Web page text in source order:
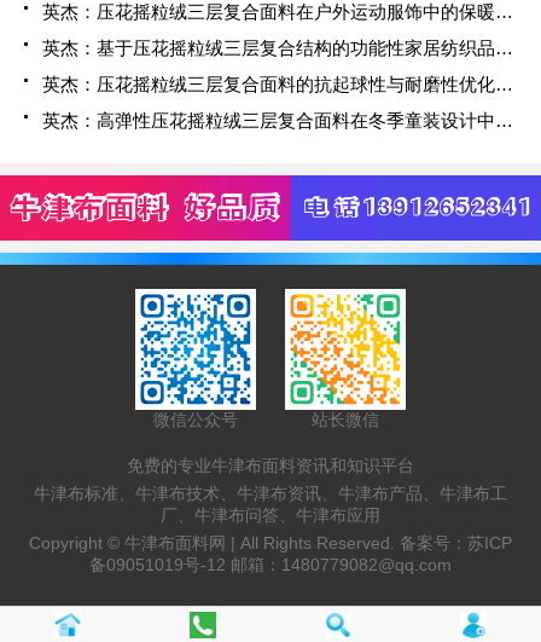
英杰：压花摇粒绒三层复合面料在户外运动服饰中的保暖与透气性能研究
英杰：基于压花摇粒绒三层复合结构的功能性家居纺织品开发与应用
英杰：压花摇粒绒三层复合面料的抗起球性与耐磨性优化技术分析
英杰：高弹性压花摇粒绒三层复合面料在冬季童装设计中的应用实践
微信公众号 站长微信
免费的专业牛津布面料资讯和知识平台
牛津布标准、牛津布技术、牛津布资讯、牛津布产品、牛津布工
厂、牛津布问答、牛津布应用
Copyright © 牛津布面料网 | All Rights Reserved. 备案号： 苏ICP
备09051019号-12 邮箱： 1480779082@qq.com